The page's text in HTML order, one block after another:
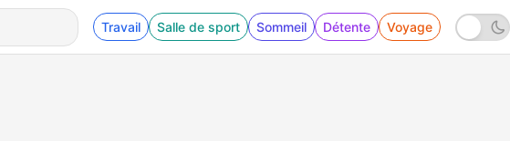
Travail Salle de sport Sommeil Détente Voyage